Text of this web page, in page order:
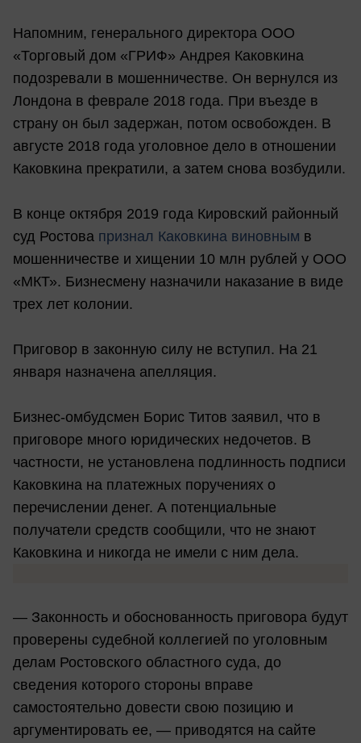
Напомним, генерального директора ООО
«Торговый дом «ГРИФ» Андрея Каковкина
подозревали в мошенничестве. Он вернулся из
Лондона в феврале 2018 года. При въезде в
страну он был задержан, потом освобожден. В
августе 2018 года уголовное дело в отношении
Каковкина прекратили, а затем снова возбудили.
В конце октября 2019 года Кировский районный
суд Ростова признал Каковкина виновным в
мошенничестве и хищении 10 млн рублей у ООО
«МКТ». Бизнесмену назначили наказание в виде
трех лет колонии.
Приговор в законную силу не вступил. На 21
января назначена апелляция.
Бизнес-омбудсмен Борис Титов заявил, что в
приговоре много юридических недочетов. В
частности, не установлена подлинность подписи
Каковкина на платежных поручениях о
перечислении денег. А потенциальные
получатели средств сообщили, что не знают
Каковкина и никогда не имели с ним дела.
— Законность и обоснованность приговора будут
проверены судебной коллегией по уголовным
делам Ростовского областного суда, до
сведения которого стороны вправе
самостоятельно довести свою позицию и
аргументировать ее, — приводятся на сайте